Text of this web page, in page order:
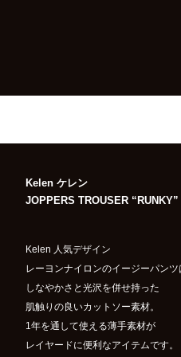
Kelen ケレン
JOPPERS TROUSER
Kelen 人気デザイン
レーヨンナイロンのイージーパンツ
しなやかさと光沢を併せ持った
肌触りの良いカットソー素材。
1年を通して使える薄手素材が
レイヤードに便利なアイテムです。